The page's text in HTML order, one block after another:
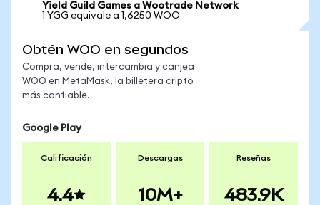
Yield Guild Games a Wootrade Network
1 YGG equivale a 1,6250 WOO
Obtén WOO en segundos
Compra, vende, intercambia y canjea
WOO en MetaMask, la billetera cripto
más confiable.
Google Play
Calificación
4.4
Descargas
10M+
Reseñas
483.9K